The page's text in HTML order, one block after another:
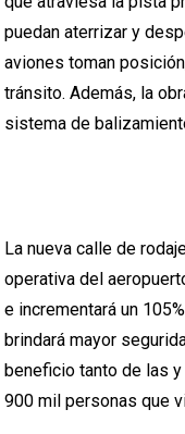
puedan aterrizar y
aviones toman
tránsito. Además, la
sistema de
La nueva calle de
operativa del
e incrementará un
brindará mayor
beneficio tanto de las
900 mil personas que